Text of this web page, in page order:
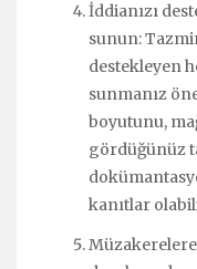
İddianızı
sunun:
destekleyen
sunmanız
boyutunu,
gördüğünüz
kanıtlar